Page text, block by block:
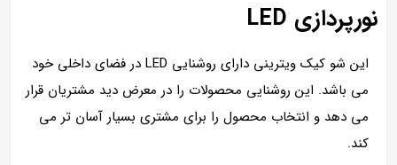
نورپردازی LED
این شو کیک ویترینی دارای روشنایی LED در فضای داخلی خود
می باشد. این روشنایی محصولات را در معرض دید مشتریان قرار
می دهد و انتخاب محصول را برای مشتری بسیار آسان تر می
کند.